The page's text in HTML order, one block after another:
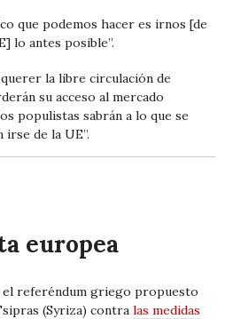
que podemos hacer es irnos [de
lo antes posible”.
la libre circulación de
su acceso al mercado
populistas sabrán a lo que se
de la UE”.
europea
el referéndum griego propuesto
(Syriza) contralas medidas